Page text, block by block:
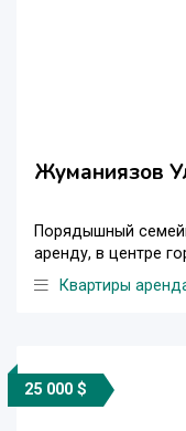
Жуманиязов
Порядышный
аренду, в центре
Квартиры
25 000 $